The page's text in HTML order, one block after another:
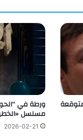
ورطة في
مسلسل
2026-02-21